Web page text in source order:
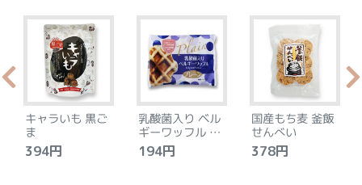
キャラいも 黒ご
ま
394円
乳酸菌入り ベル
ギーワッフル プ
レーン
194円
国産もち麦 釜飯
せんべい
378円